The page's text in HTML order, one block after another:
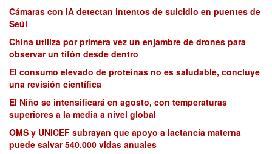
Cámaras con IA detectan intentos de suicidio en puentes de
Seúl
China utiliza por primera vez un enjambre de drones para
observar un tifón desde dentro
El consumo elevado de proteínas no es saludable, concluye
una revisión científica
El Niño se intensificará en agosto, con temperaturas
superiores a la media a nivel global
OMS y UNICEF subrayan que apoyo a lactancia materna
puede salvar 540.000 vidas anuales